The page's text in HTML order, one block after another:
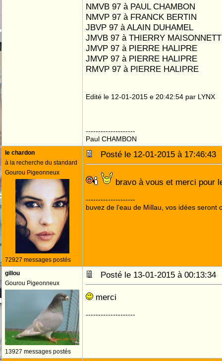
NMVB 97 à PAUL CHAMBON
NMVP 97 à FRANCK BERTIN
JBVP 97 à ALAIN DUHAMEL
JMVB 97 à THIERRY
JMVP 97 à PIERRE HALIPRE
JMVP 97 à PIERRE HALIPRE
RMVP 97 à PIERRE HALIPRE
Edité le 12-01-2015 e 20:42:54 par LYNX
--------------------
Paul CHAMBON
le chardon
à la recherche du standard
Gourou Pigeonneux
72927 messages postés
Posté le 12-01-2015 à
bravo à vous et merci pour
--------------------
buvez de l'eau de Millau, vos idées seront
gillou
Gourou Pigeonneux
13927 messages postés
Posté le 13-01-2015 à
merci
--------------------